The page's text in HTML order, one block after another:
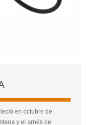
en octubre de
y el arnés de